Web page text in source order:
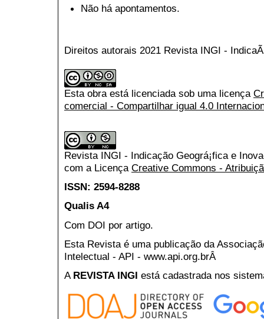
Não há apontamentos.
Direitos autorais 2021 Revista INGI -
Esta obra está licenciada sob uma licença
comercial - Compartilhar igual 4.0
Revista INGI - Indicação Geográ¡fica e
com a Licença Creative Commons -
ISSN: 2594-8288
Qualis A4
Com DOI por artigo.
Esta Revista é uma publicação da
Intelectual - API - www.api.org.brÂ
A REVISTA INGI está cadastrada nos